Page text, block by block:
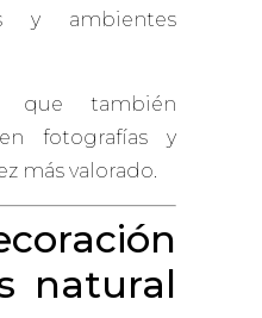
y ambientes
que también
fotografías y
más valorado.
natural